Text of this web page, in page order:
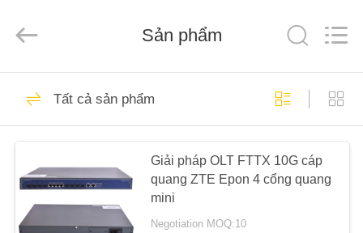
TRANG
CHỦ
CÁC
SẢN
PHẨM
cung
2020
btpononu.com.
EPON ONU
Sản phẩm
Tất cả sản phẩm
Giải pháp OLT FTTX 10G cáp
quang ZTE Epon 4 cổng quang
mini
Negotiation MOQ:10